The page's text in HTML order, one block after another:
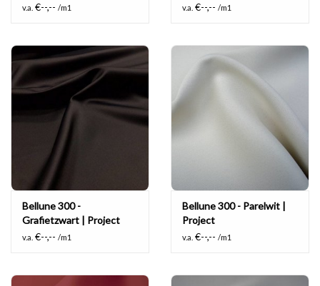
v.a. €--,-- /m1 v.a. €--,-- /m1
Bellune 300 -
Grafietzwart | Project
v.a. €--,-- /m1
Bellune 300 - Parelwit |
Project
v.a. €--,-- /m1